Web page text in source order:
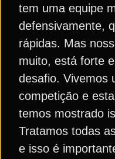
tem uma equipe
defensivamente,
rápidas. Mas
muito, está forte
desafio. Vivemos
competição e
temos mostrado
Tratamos todas
e isso é